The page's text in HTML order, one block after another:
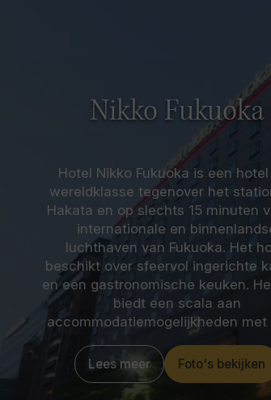
Nikko Fukuoka
Hotel Nikko Fukuoka is een
wereldklasse tegenover het
Hakata en op slechts 15 minuten
internationale en
luchthaven van Fukuoka. Het
beschikt over sfeervol ingerichte
en een gastronomische keuken.
biedt een scala aan
accommodatiemogelijkheden
Lees meer Foto's bekijken